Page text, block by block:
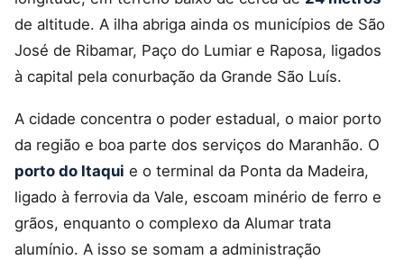
de altitude. A ilha abriga ainda os municípios de São
José de Ribamar, Paço do Lumiar e Raposa, ligados
à capital pela conurbação da Grande São Luís.
A cidade concentra o poder estadual, o maior porto
da região e boa parte dos serviços do Maranhão. O
porto do Itaqui e o terminal da Ponta da Madeira,
ligado à ferrovia da Vale, escoam minério de ferro e
grãos, enquanto o complexo da Alumar trata
alumínio. A isso se somam a administração